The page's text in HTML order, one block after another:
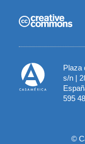
Plaza
s/n |
595
©